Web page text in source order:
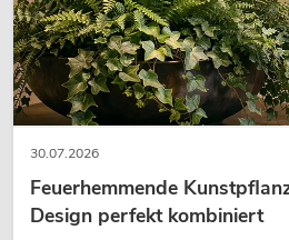
30.07.2026
Feuerhemmende
Design perfekt kombiniert